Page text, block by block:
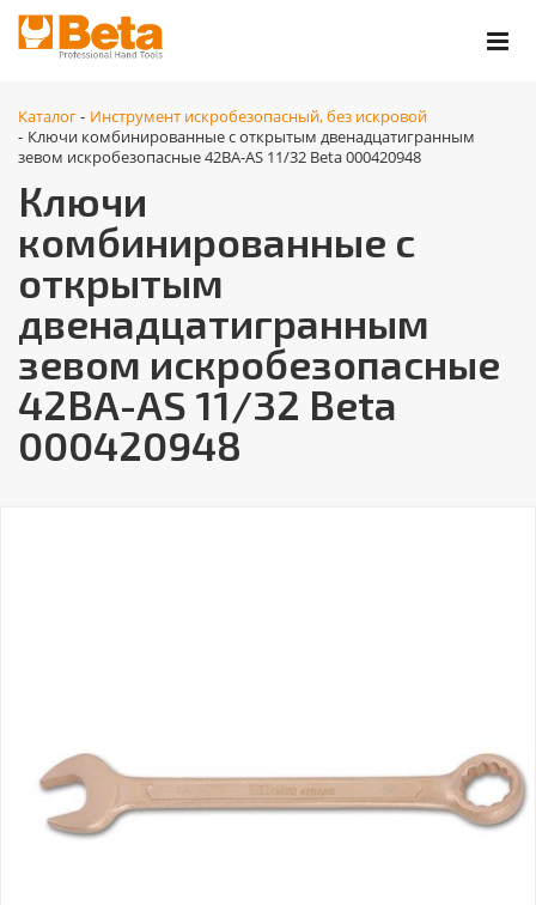
Каталог - Инструмент искробезопасный, без искровой
- Ключи комбинированные с открытым двенадцатигранным
зевом искробезопасные 42BA-AS 11/32 Beta 000420948
Ключи
комбинированные с
открытым
двенадцатигранным
зевом искробезопасные
42BA-AS 11/32 Beta
000420948